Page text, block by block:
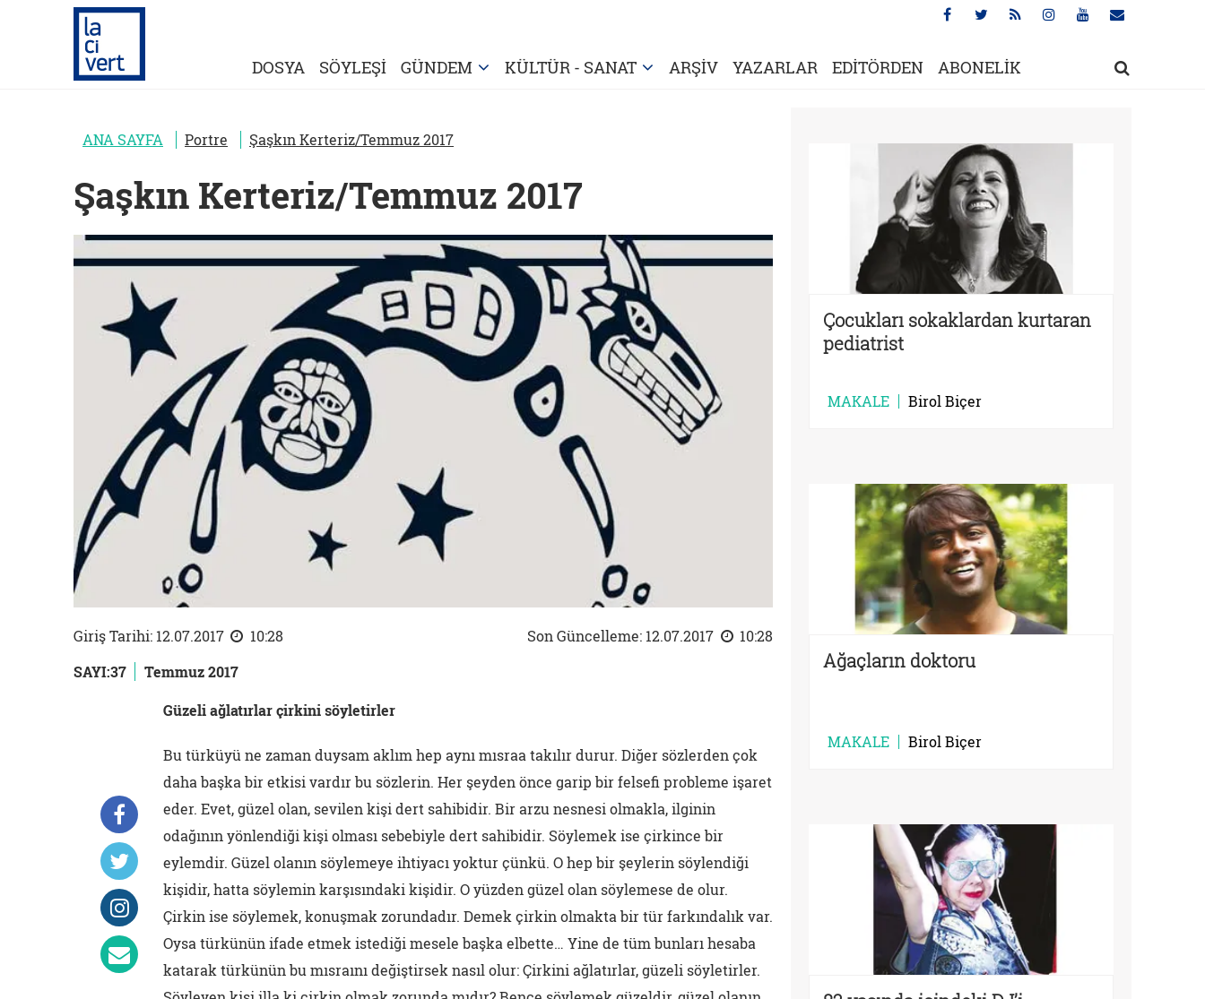
DOSYA SÖYLEŞİ GÜNDEM KÜLTÜR - SANAT ARŞİV YAZARLAR EDİTÖRDEN ABONELİK
ANA SAYFA Portre Şaşkın Kerteriz/Temmuz 2017
Şaşkın Kerteriz/Temmuz 2017
Giriş Tarihi: 12.07.2017 10:28 Son Güncelleme: 12.07.2017
10:28
SAYI:37
Temmuz 2017
Güzeli ağlatırlar çirkini söyletirler
Bu türküyü ne zaman duysam aklım hep aynı mısraa takılır durur. Diğer sözlerden çok
daha başka bir etkisi vardır bu sözlerin. Her şeyden önce garip bir felsefi probleme işaret
eder. Evet, güzel olan, sevilen kişi dert sahibidir. Bir arzu nesnesi olmakla, ilginin
odağının yönlendiği kişi olması sebebiyle dert sahibidir. Söylemek ise çirkince bir
eylemdir. Güzel olanın söylemeye ihtiyacı yoktur çünkü. O hep bir şeylerin söylendiği
kişidir, hatta söylemin karşısındaki kişidir. O yüzden güzel olan söylemese de olur.
Çirkin ise söylemek, konuşmak zorundadır. Demek çirkin olmakta bir tür farkındalık var.
Oysa türkünün ifade etmek istediği mesele başka elbette… Yine de tüm bunları hesaba
katarak türkünün bu mısraını değiştirsek nasıl olur: Çirkini ağlatırlar, güzeli söyletirler.
Çocukları sokaklardan kurtaran
pediatrist
MAKALE Birol Biçer
Ağaçların doktoru
MAKALE Birol Biçer